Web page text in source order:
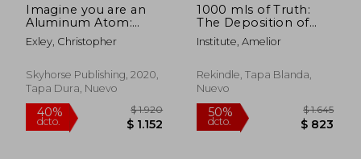
Imagine you are an
Aluminum Atom:
Discussions With mr.
Aluminum (en Inglés)
Exley, Christopher
Skyhorse Publishing, 2020,
Tapa Dura, Nuevo
1000 mls of Truth:
The Deposition of
Stanley Plotkin (en
Inglés)
Institute, Amelior
Rekindle, Tapa Blanda,
Nuevo